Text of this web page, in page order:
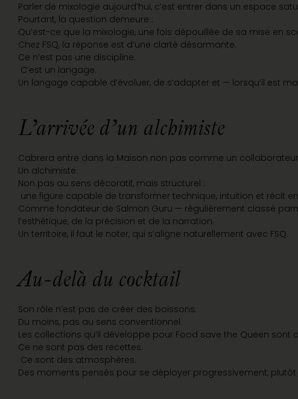
Parler de mixologie aujourd’hui, c’est entrer dans un espace
Pourtant, la question demeure :
Qu’est-ce que la mixologie, une fois dépouillée de sa mise en
Chez FSQ, la réponse est d’une clarté désarmante.
Ce n’est pas une discipline.
C’est un langage.
Un langage capable d’évoluer, de s’adapter et — lorsqu’il est
L’arrivée d’un alchimiste
Cabrera entre dans la Maison non pas comme un
Un alchimiste.
Non pas au sens décoratif, mais structurel :
une figure capable de transformer technique, intuition et récit
Comme fondateur de Salmon Guru — régulièrement classé
l’esthétique, de la précision et de la narration.
Un territoire, il faut le noter, qui s’aligne naturellement avec FSQ.
Au-delà du cocktail
Son rôle n’est pas de créer des boissons.
Du moins, pas au sens conventionnel.
Les collections qu’il développe pour Food save the Queen
Ce ne sont pas des recettes.
Ce sont des atmosphères.
Des moments pensés pour se déployer progressivement, plutôt